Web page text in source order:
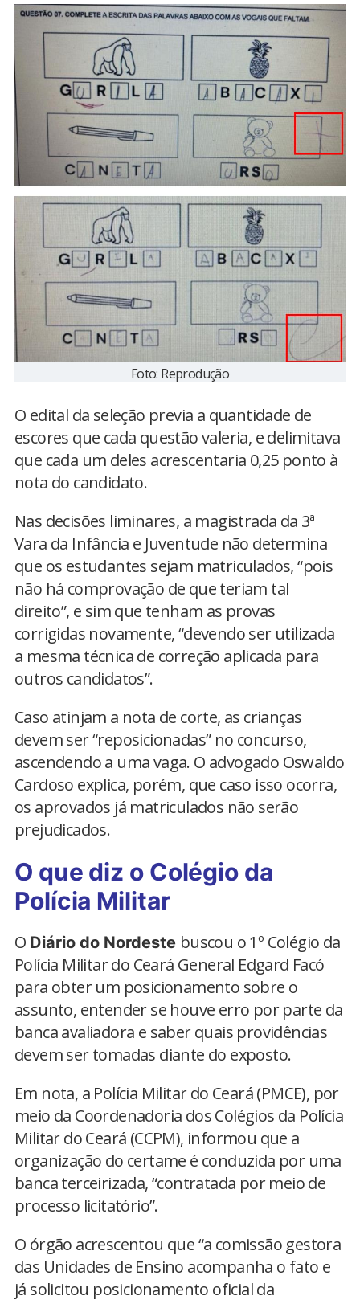
Foto: Reprodução
O edital da seleção previa a quantidade de
escores que cada questão valeria, e delimitava
que cada um deles acrescentaria 0,25 ponto à
nota do candidato.
Nas decisões liminares, a magistrada da 3ª
Vara da Infância e Juventude não determina
que os estudantes sejam matriculados, “pois
não há comprovação de que teriam tal
direito”, e sim que tenham as provas
corrigidas novamente, “devendo ser utilizada
a mesma técnica de correção aplicada para
outros candidatos”.
Caso atinjam a nota de corte, as crianças
devem ser “reposicionadas” no concurso,
ascendendo a uma vaga. O advogado Oswaldo
Cardoso explica, porém, que caso isso ocorra,
os aprovados já matriculados não serão
prejudicados.
O que diz o Colégio da
Polícia Militar
O Diário do Nordeste buscou o 1º Colégio da
Polícia Militar do Ceará General Edgard Facó
para obter um posicionamento sobre o
assunto, entender se houve erro por parte da
banca avaliadora e saber quais providências
devem ser tomadas diante do exposto.
Em nota, a Polícia Militar do Ceará (PMCE), por
meio da Coordenadoria dos Colégios da Polícia
Militar do Ceará (CCPM), informou que a
organização do certame é conduzida por uma
banca terceirizada, “contratada por meio de
processo licitatório”.
O órgão acrescentou que “a comissão gestora
das Unidades de Ensino acompanha o fato e
já solicitou posicionamento oficial da